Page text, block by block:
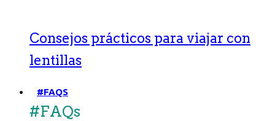
Consejos prácticos para viajar con
lentillas
#FAQS
#FAQs